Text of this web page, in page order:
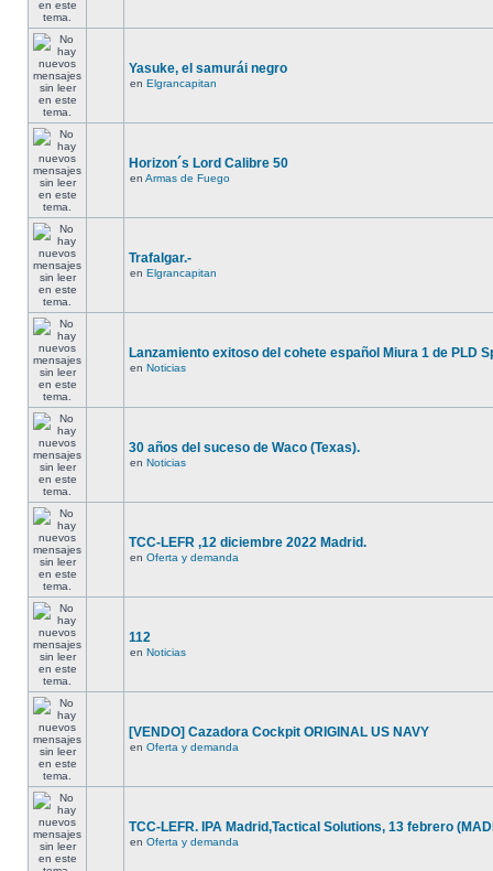
Yasuke, el samurái negro
en Elgrancapitan
Horizon´s Lord Calibre 50
en Armas de Fuego
Trafalgar.-
en Elgrancapitan
Lanzamiento exitoso del cohete español Miura 1 de PLD
en Noticias
30 años del suceso de Waco (Texas).
en Noticias
TCC-LEFR ,12 diciembre 2022 Madrid.
en Oferta y demanda
112
en Noticias
[VENDO] Cazadora Cockpit ORIGINAL US NAVY
en Oferta y demanda
TCC-LEFR. IPA Madrid,Tactical Solutions, 13 febrero
en Oferta y demanda